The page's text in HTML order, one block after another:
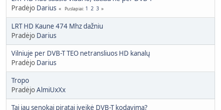
Pradėjo Darius Puslapiai 1 2 3
LRT HD Kaune 474 Mhz dažniu
Pradėjo Darius
Vilniuje per DVB-T TEO netransliuos HD kanalų
Pradėjo Darius
Tropo
PradėjoAlmiUxXx
Tai jau senokai piratai įveikė DVB-T kodavimą?